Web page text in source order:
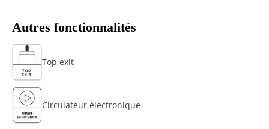
Autres fonctionnalités
Top exit
Circulateur électronique